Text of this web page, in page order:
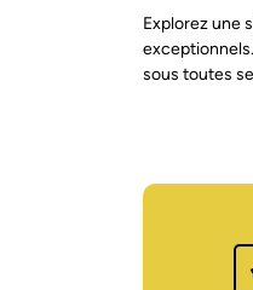
Explorez une
sous toutes